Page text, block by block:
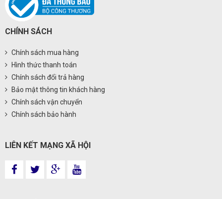
CHÍNH SÁCH
Chính sách mua hàng
Hình thức thanh toán
Chính sách đổi trả hàng
Bảo mật thông tin khách hàng
Chính sách vận chuyển
Chính sách bảo hành
LIÊN KẾT MẠNG XÃ HỘI